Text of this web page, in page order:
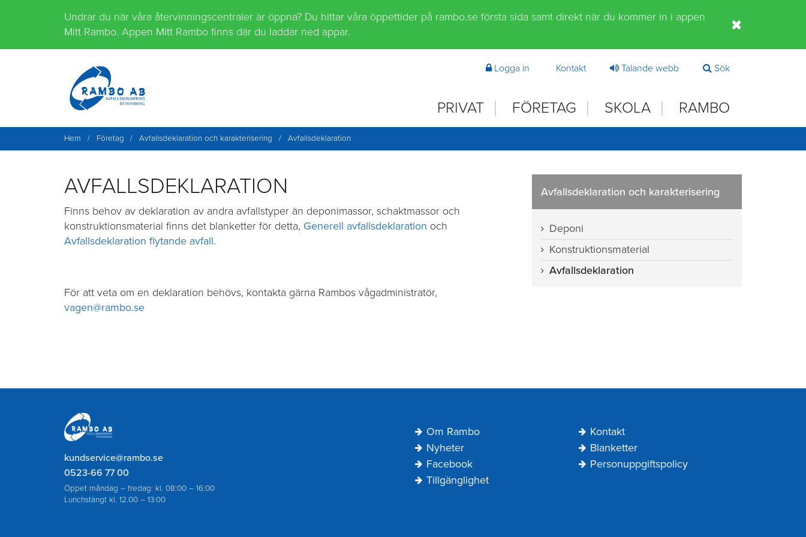
Undrar du när våra återvinningscentraler är öppna? Du hittar våra öppettider på rambo.se första sida samt direkt när du kommer in i appen
Mitt Rambo. Appen Mitt Rambo finns där du laddar ned appar.
Logga in Kontakt Talande webb Sök
PRIVAT FÖRETAG SKOLA RAMBO
Hem / Företag / Avfallsdeklaration och karakterisering / Avfallsdeklaration
AVFALLSDEKLARATION
Finns behov av deklaration av andra avfallstyper än deponimassor, schaktmassor och
konstruktionsmaterial finns det blanketter för detta, Generell avfallsdeklaration och
Avfallsdeklaration flytande avfall.
För att veta om en deklaration behövs, kontakta gärna Rambos vågadministratör,
vagen@rambo.se
Avfallsdeklaration och karakterisering
Deponi
Konstruktionsmaterial
Avfallsdeklaration
Rambo
AB
kundservice@rambo.se
0523-66 77 00
Öppet måndag – fredag: kl. 08:00 – 16:00
Lunchstängt kl. 12.00 – 13:00
Navigering
Sidfot
Om Rambo
Kontakt
Nyheter
Blanketter
Facebook
Personuppgiftspolicy
Tillgänglighet